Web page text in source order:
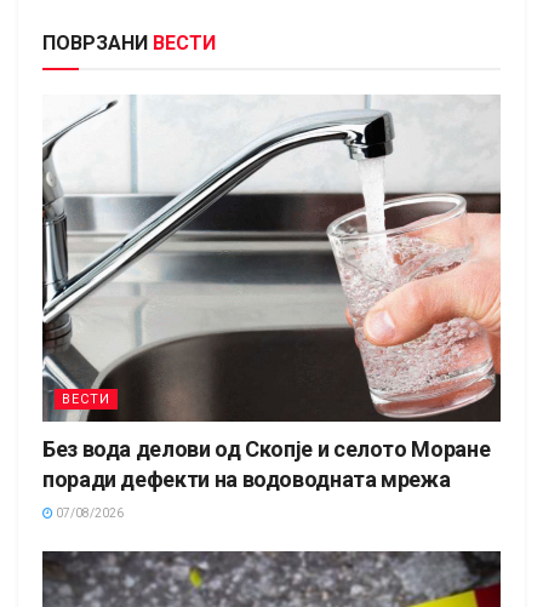
ПОВРЗАНИ ВЕСТИ
ВЕСТИ
Без вода делови од Скопје и селото Моране
поради дефекти на водоводната мрежа
07/08/2026